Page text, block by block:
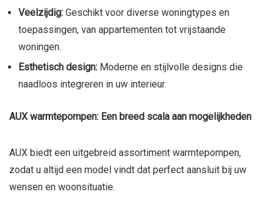
Veelzijdig: Geschikt voor diverse woningtypes en
toepassingen, van appartementen tot vrijstaande
woningen.
Esthetisch design: Moderne en stijlvolle designs die
naadloos integreren in uw interieur.
AUX warmtepompen: Een breed scala aan mogelijkheden
AUX biedt een uitgebreid assortiment warmtepompen,
zodat u altijd een model vindt dat perfect aansluit bij uw
wensen en woonsituatie.